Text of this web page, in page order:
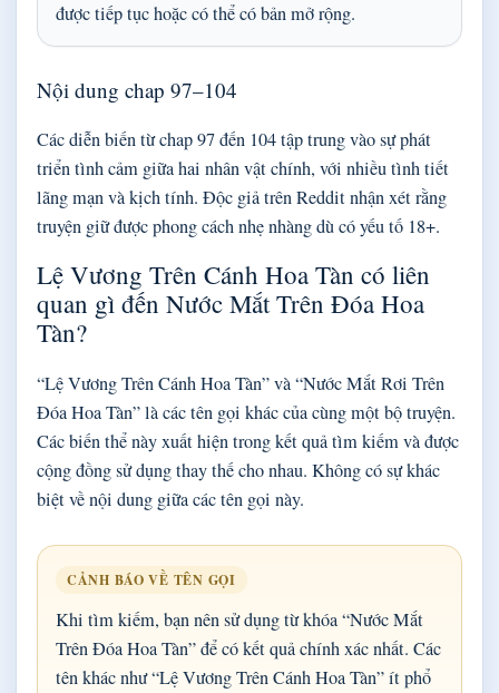
được tiếp tục hoặc có thể có bản mở rộng.
Nội dung chap 97–104
Các diễn biến từ chap 97 đến 104 tập trung vào sự phát
triển tình cảm giữa hai nhân vật chính, với nhiều tình tiết
lãng mạn và kịch tính. Độc giả trên Reddit nhận xét rằng
truyện giữ được phong cách nhẹ nhàng dù có yếu tố 18+.
Lệ Vương Trên Cánh Hoa Tàn có liên
quan gì đến Nước Mắt Trên Đóa Hoa
Tàn?
“Lệ Vương Trên Cánh Hoa Tàn” và “Nước Mắt Rơi Trên
Đóa Hoa Tàn” là các tên gọi khác của cùng một bộ truyện.
Các biến thể này xuất hiện trong kết quả tìm kiếm và được
cộng đồng sử dụng thay thế cho nhau. Không có sự khác
biệt về nội dung giữa các tên gọi này.
CẢNH BÁO VỀ TÊN GỌI
Khi tìm kiếm, bạn nên sử dụng từ khóa “Nước Mắt
Trên Đóa Hoa Tàn” để có kết quả chính xác nhất. Các
tên khác như “Lệ Vương Trên Cánh Hoa Tàn” ít phổ